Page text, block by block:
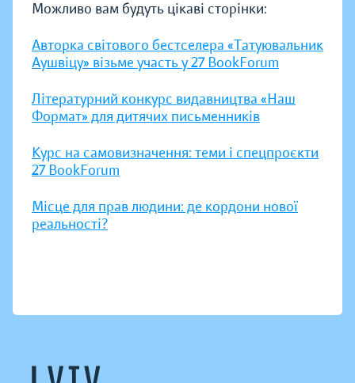
Можливо вам будуть цікаві сторінки:
Авторка світового бестселера «Татуювальник
Аушвіцу» візьме участь у 27 BookForum
Літературний конкурс видавництва «Наш
Формат» для дитячих письменників
Курс на самовизначення: теми і спецпроєкти
27 BookForum
Місце для прав людини: де кордони нової
реальності?